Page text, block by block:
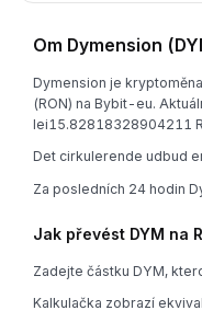
Om Dymension
Dymension je
(RON) na Bybit-eu.
lei15.82818328904211
Det cirkulerende udbud
Za posledních 24 hodin
Jak převést DYM na
Zadejte částku DYM,
Kalkulačka zobrazí